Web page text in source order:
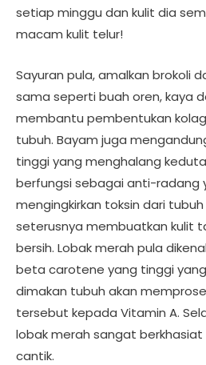
setiap minggu dan kulit dia
macam kulit telur!
Sayuran pula, amalkan brokoli
sama seperti buah oren, kaya
membantu pembentukan
tubuh. Bayam juga
tinggi yang menghalang
berfungsi sebagai anti-radang
mengingkirkan toksin dari
seterusnya membuatkan kulit
bersih. Lobak merah pula
beta carotene yang tinggi
dimakan tubuh akan
tersebut kepada Vitamin A.
lobak merah sangat
cantik.